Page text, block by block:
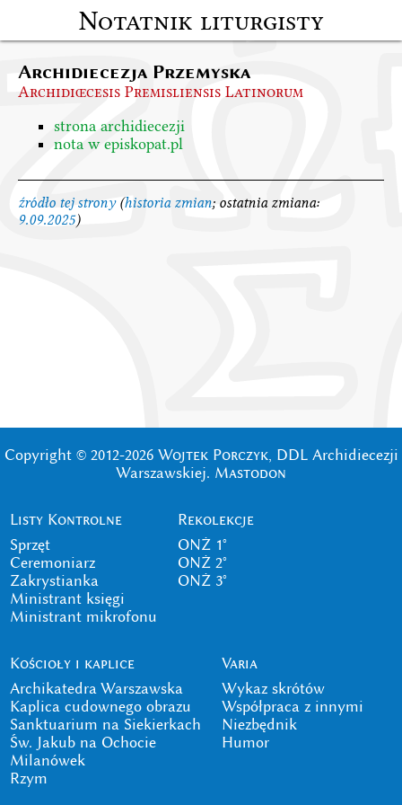
Notatnik liturgisty
Archidiecezja Przemyska
Archidiœcesis Premisliensis Latinorum
strona archidiecezji
nota w episkopat.pl
źródło tej strony(historia zmian; ostatnia zmiana:
9.09.2025)
Copyright © 2012-2026 Wojtek Porczyk, DDL Archidiecezji
Warszawskiej. Mastodon
Listy Kontrolne
Sprzęt
Ceremoniarz
Zakrystianka
Ministrant księgi
Ministrant mikrofonu
Rekolekcje
ONŻ 1°
ONŻ 2°
ONŻ 3°
Kościoły i kaplice
Archikatedra Warszawska
Kaplica cudownego obrazu
Sanktuarium na Siekierkach
Św. Jakub na Ochocie
Milanówek
Rzym
Varia
Wykaz skrótów
Współpraca z innymi
Niezbędnik
Humor